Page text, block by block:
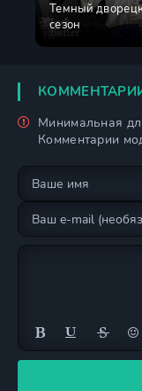
Темный
сезон
Минимальная
Комментарии